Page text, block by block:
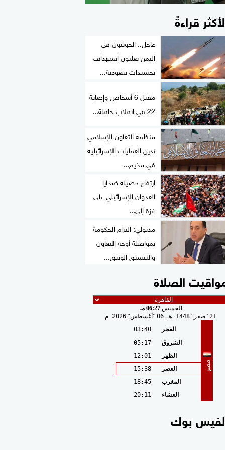
قراءةً
عاجل.. الحوثيون في
اليمن يعلنون استهداف
تحشيداتَ سعودية...
مقتل 6 أشخاص وإصابة
22 في انقلاب حافلة...
منظمة التعاون الإسلامي
تدين العمليات الإسرائيلية
في مخيم...
ارتفاع حصيلة ضحايا
العدوان الإسرائيلي على
غزة إلى...
مدبولي: التزام الحكومة
بمواصلة أوجه التعاون
والتنسيق الوثيق...
الصلاة
الخميس06:27 مـ
21 صفر 1448 هـ 06 أغسطس 2026 م
مصر
الفجر
03:40
الشروق
05:17
الظهر
12:01
العصر
15:38
المغرب
18:45
العشاء
20:11
بوك